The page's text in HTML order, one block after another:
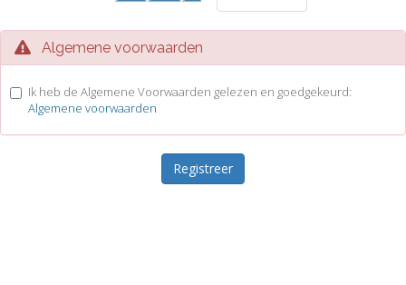
Algemene voorwaarden
Ik heb de Algemene Voorwaarden gelezen en goedgekeurd:
Algemene voorwaarden